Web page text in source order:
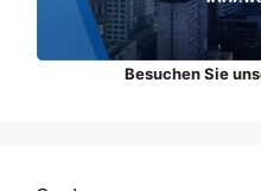
Besuchen Sie